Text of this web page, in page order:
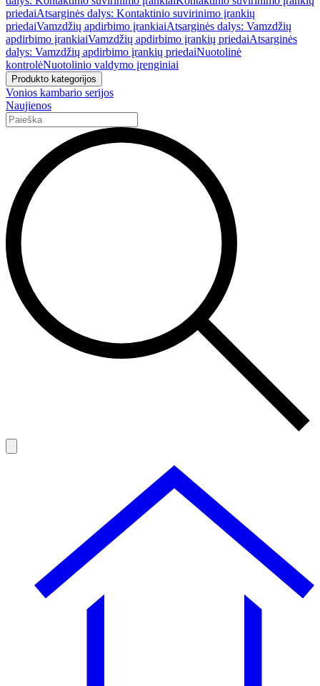
priedaiAtsarginės dalys: Kontaktinio suvirinimo įrankių
priedaiVamzdžių apdirbimo įrankiaiAtsarginės dalys: Vamzdžių
apdirbimo įrankiaiVamzdžių apdirbimo įrankių priedaiAtsarginės
dalys: Vamzdžių apdirbimo įrankių priedaiNuotolinė
kontrolėNuotolinio valdymo įrenginiai
Produkto kategorijos
Vonios kambario serijos
Naujienos